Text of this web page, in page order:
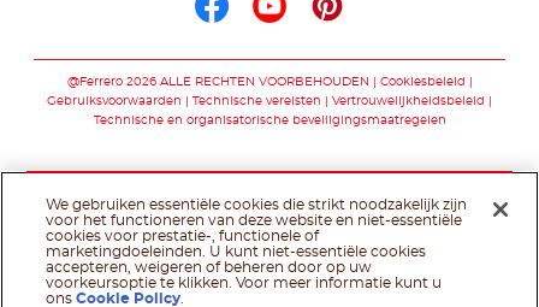
@Ferrero 2026 ALLE RECHTEN VOORBEHOUDEN
Cookiesbeleid
Gebruiksvoorwaarden
Technische vereisten
Vertrouwelijkheidsbeleid
Technische en organisatorische beveiligingsmaatregelen
We gebruiken essentiële cookies die strikt noodzakelijk zijn
voor het functioneren van deze website en niet-essentiële
cookies voor prestatie-, functionele of
marketingdoeleinden. U kunt niet-essentiële cookies
accepteren, weigeren of beheren door op uw
voorkeursoptie te klikken. Voor meer informatie kunt u
ons Cookie Policy